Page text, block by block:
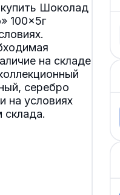
Шоколад
100×5г
на складе
серебро
на условиях
склада.